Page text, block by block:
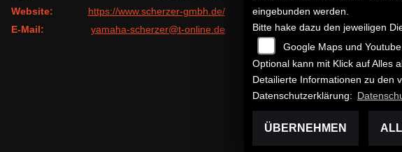
Website:
https://www.scherzer-gmbh.de/
E-Mail:
yamaha-scherzer@t-online.de
eingebunden werden.
Bitte hake dazu den jeweiligen
Google Maps und Youtube
Optional kann mit Klick auf Alles
Detailierte Informationen zu den
Datenschutzerklärung:
ÜBERNEHMEN